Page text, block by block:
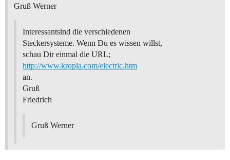
Gruß Werner
Interessantsind die verschiedenen
Steckersysteme. Wenn Du es wissen willst,
schau Dir einmal die URL;
http://www.kropla.com/electric.htm
an.
Gruß
Friedrich
Gruß Werner